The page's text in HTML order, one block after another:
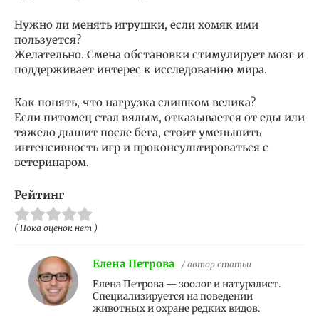
Нужно ли менять игрушки, если хомяк ими
пользуется?
Желательно. Смена обстановки стимулирует мозг и
поддерживает интерес к исследованию мира.
Как понять, что нагрузка слишком велика?
Если питомец стал вялым, отказывается от еды или
тяжело дышит после бега, стоит уменьшить
интенсивность игр и проконсультироваться с
ветеринаром.
Рейтинг
( Пока оценок нет )
Елена Петрова / автор статьи
Елена Петрова — зоолог и натуралист.
Специализируется на поведении
животных и охране редких видов.